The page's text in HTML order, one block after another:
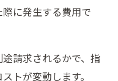
に発生する費用で
請求されるかで、指
トが変動します。